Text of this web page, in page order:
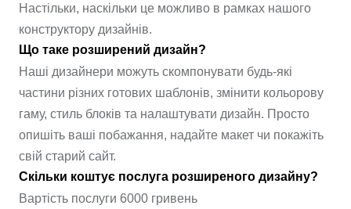
Настільки, наскільки це можливо в рамках нашого
конструктору дизайнів.
Що таке розширений дизайн?
Наші дизайнери можуть скомпонувати будь-які
частини різних готових шаблонів, змінити кольорову
гаму, стиль блоків та налаштувати дизайн. Просто
опишіть ваші побажання, надайте макет чи покажіть
свій старий сайт.
Скільки коштує послуга розширеного дизайну?
Вартість послуги 6000 гривень